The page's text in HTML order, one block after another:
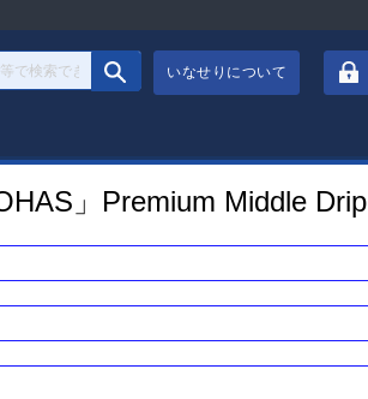
いなせりについて
」Premium Middle Drip